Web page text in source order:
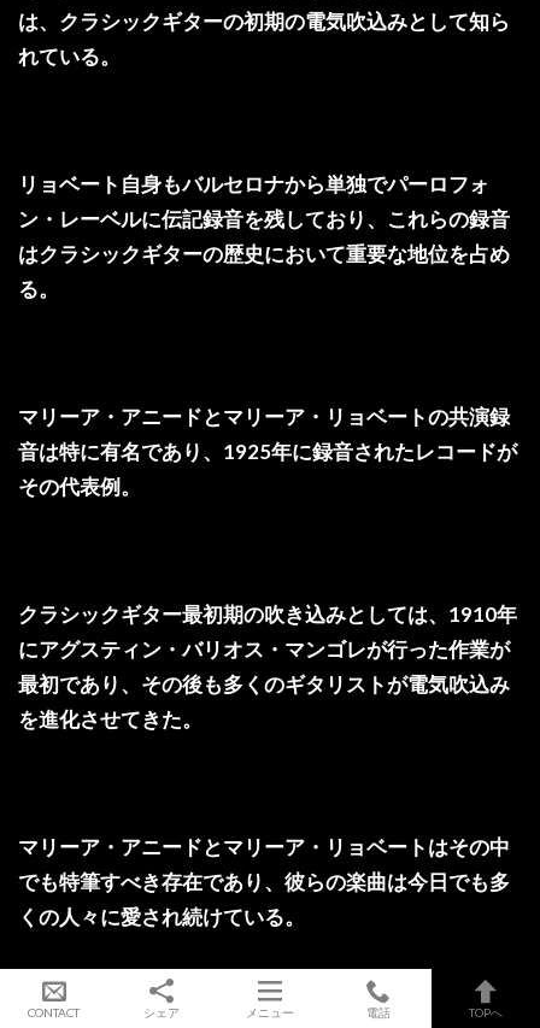
は、クラシックギターの初期の電気吹込みとして知ら
れている。
リョベート自身もバルセロナから単独でパーロフォ
ン・レーベルに伝記録音を残しており、これらの録音
はクラシックギターの歴史において重要な地位を占め
る。
マリーア・アニードとマリーア・リョベートの共演録
音は特に有名であり、1925年に録音されたレコードが
その代表例。
クラシックギター最初期の吹き込みとしては、1910年
にアグスティン・バリオス・マンゴレが行った作業が
最初であり、その後も多くのギタリストが電気吹込み
を進化させてきた。
マリーア・アニードとマリーア・リョベートはその中
でも特筆すべき存在であり、彼らの楽曲は今日でも多
くの人々に愛され続けている。
CONTACT シェア メニュー 電話 TOPへ